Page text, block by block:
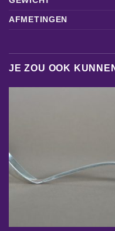
AFMETINGEN
JE ZOU OOK